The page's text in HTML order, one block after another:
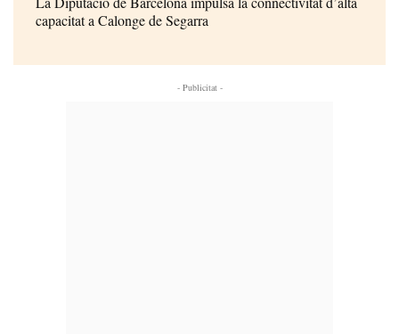
capacitat a Calonge de Segarra
- Publicitat -